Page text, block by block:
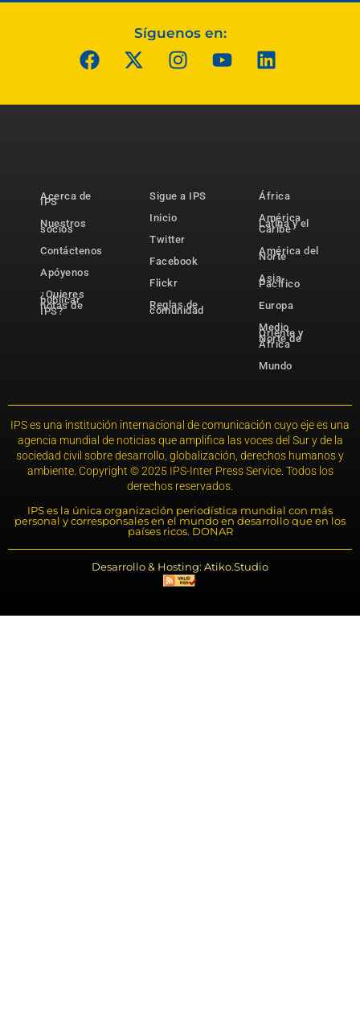
Síguenos en:
Acerca de
IPS
Nuestros
socios
Contáctenos
Apóyenos
¿Quieres
publicar
notas de
IPS?
Sigue a IPS
Inicio
Twitter
Facebook
Flickr
Reglas de
comunidad
África
América
Latina y el
Caribe
América del
Norte
Asia-
Pacífico
Europa
Medio
Oriente y
Norte de
África
Mundo
IPS es una institución internacional de comunicación cuyo eje es una
agencia mundial de noticias que amplifica las voces del Sur y de la
sociedad civil sobre desarrollo, globalización, derechos humanos y
ambiente. Copyright © 2025 IPS-Inter Press Service. Todos los
derechos reservados.
IPS es la única organización periodística mundial con más
personal y corresponsales en el mundo en desarrollo que en los
países ricos. DONAR
Desarrollo & Hosting: Atiko.Studio